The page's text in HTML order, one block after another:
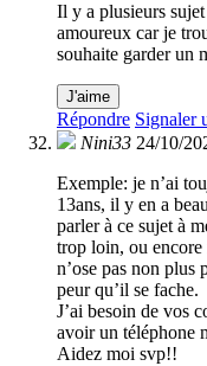
Il y a plusieurs sujet
amoureux car je
souhaite garder un
J'aime
Répondre Signaler
Nini33 24/10/
Exemple: je n’ai
13ans, il y en a
parler à ce sujet à
trop loin, ou encore
n’ose pas non plus
peur qu’il se fache.
J’ai besoin de vos
avoir un téléphone
Aidez moi svp!!